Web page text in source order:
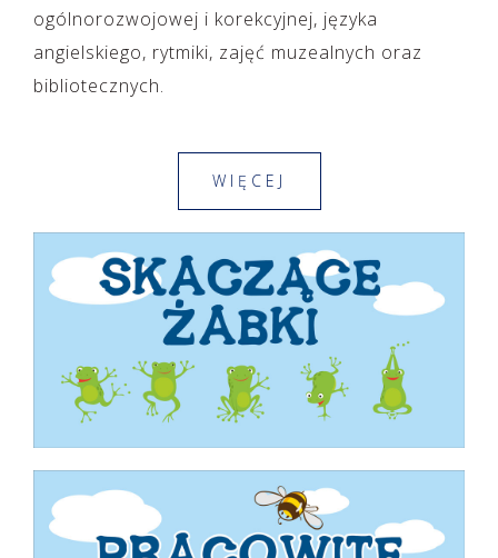
ogólnorozwojowej i korekcyjnej, języka
angielskiego, rytmiki, zajęć muzealnych oraz
bibliotecznych.
WIĘCEJ